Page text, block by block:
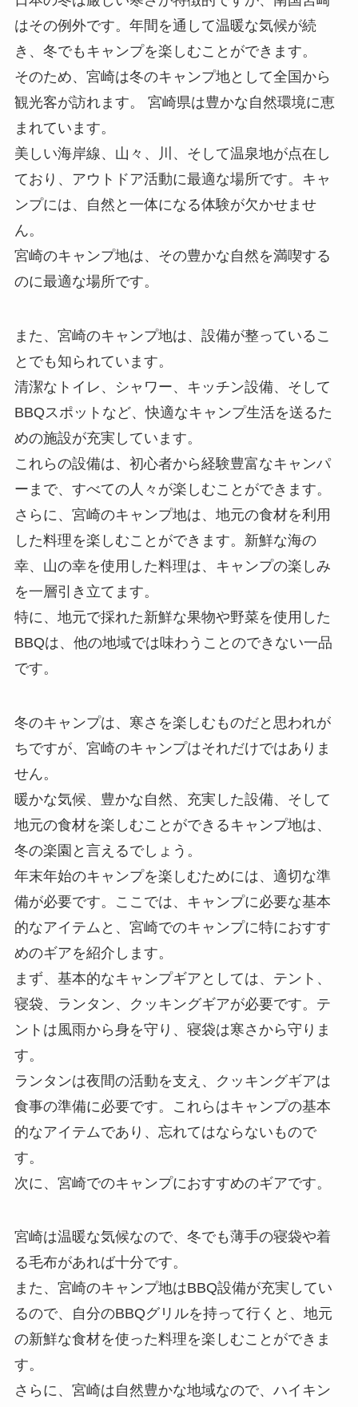
はその例外です。年間を通して温暖な気候が続
き、冬でもキャンプを楽しむことができます。
そのため、宮崎は冬のキャンプ地として全国から
観光客が訪れます。 宮崎県は豊かな自然環境に恵
まれています。
美しい海岸線、山々、川、そして温泉地が点在し
ており、アウトドア活動に最適な場所です。キャ
ンプには、自然と一体になる体験が欠かせませ
ん。
宮崎のキャンプ地は、その豊かな自然を満喫する
のに最適な場所です。
また、宮崎のキャンプ地は、設備が整っているこ
とでも知られています。
清潔なトイレ、シャワー、キッチン設備、そして
BBQスポットなど、快適なキャンプ生活を送るた
めの施設が充実しています。
これらの設備は、初心者から経験豊富なキャンパ
ーまで、すべての人々が楽しむことができます。
さらに、宮崎のキャンプ地は、地元の食材を利用
した料理を楽しむことができます。新鮮な海の
幸、山の幸を使用した料理は、キャンプの楽しみ
を一層引き立てます。
特に、地元で採れた新鮮な果物や野菜を使用した
BBQは、他の地域では味わうことのできない一品
です。
冬のキャンプは、寒さを楽しむものだと思われが
ちですが、宮崎のキャンプはそれだけではありま
せん。
暖かな気候、豊かな自然、充実した設備、そして
地元の食材を楽しむことができるキャンプ地は、
冬の楽園と言えるでしょう。
年末年始のキャンプを楽しむためには、適切な準
備が必要です。ここでは、キャンプに必要な基本
的なアイテムと、宮崎でのキャンプに特におすす
めのギアを紹介します。
まず、基本的なキャンプギアとしては、テント、
寝袋、ランタン、クッキングギアが必要です。テ
ントは風雨から身を守り、寝袋は寒さから守りま
す。
ランタンは夜間の活動を支え、クッキングギアは
食事の準備に必要です。これらはキャンプの基本
的なアイテムであり、忘れてはならないもので
す。
次に、宮崎でのキャンプにおすすめのギアです。
宮崎は温暖な気候なので、冬でも薄手の寝袋や着
る毛布があれば十分です。
また、宮崎のキャンプ地はBBQ設備が充実してい
るので、自分のBBQグリルを持って行くと、地元
の新鮮な食材を使った料理を楽しむことができま
す。
さらに、宮崎は自然豊かな地域なので、ハイキン